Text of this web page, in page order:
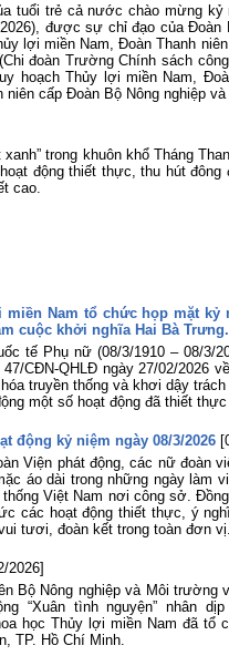
tuổi trẻ cả nước chào mừng kỷ
được sự chỉ đạo của
lợi miền Nam, Đoàn Thanh
đoàn Trường Chính sách
hoạch Thủy lợi miền Nam,
cấp Đoàn Bộ Nông nghiệp
trong khuôn khổ Tháng
động thiết thực, thu hút đông
cao.
Nam tổ chức họp mặt kỷ
cuộc khởi nghĩa Hai Bà Trưng.
tế Phụ nữ (08/3/1910 – 08/3/
CĐN-QHLĐ ngày 27/02/2026
truyền thống và khơi dậy
một số hoạt động đã thiết
động kỷ niệm ngày 08/3/2026
Viện phát động, các nữ đoàn
áo dài trong những ngày làm
Việt Nam nơi công sở.
các hoạt động thiết thực, ý
tươi, đoàn kết trong toàn đơn vị.
2026]
Bộ Nông nghiệp và Môi trường
“Xuân tình nguyện” nhân
học Thủy lợi miền Nam đã tổ
TP. Hồ Chí Minh.